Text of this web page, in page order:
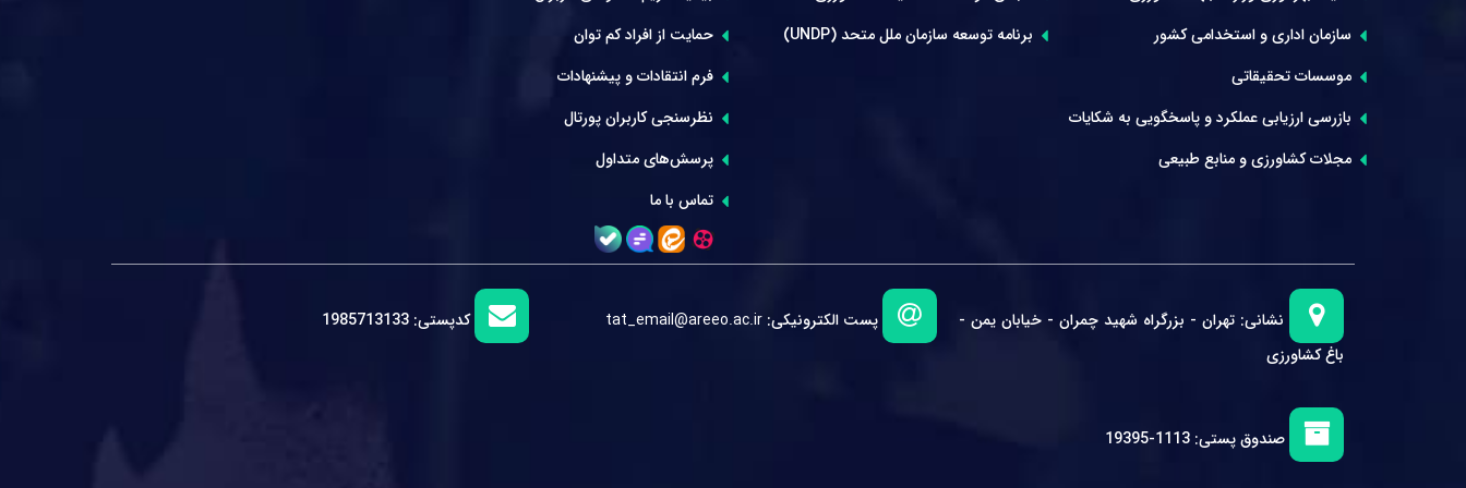
سازمان اداری و استخدامی کشور
موسسات تحقیقاتی
بازرسی ارزیابی عملکرد و پاسخگویی به شکایات
مجلات کشاورزی و منابع طبیعی
برنامه توسعه سازمان ملل متحد (UNDP)
حمایت از افراد کم توان
فرم انتقادات و پیشنهادات
نظرسنجی کاربران پورتال
پرسش‌های متداول
تماس با ما
نشانی:تهران - بزرگراه شهید چمران - خیابان یمن -
باغ کشاورزی
پست الکترونیکی:tat_email@areeo.ac.ir کدپستی: 1985713133
صندوق پستی: 1113-19395